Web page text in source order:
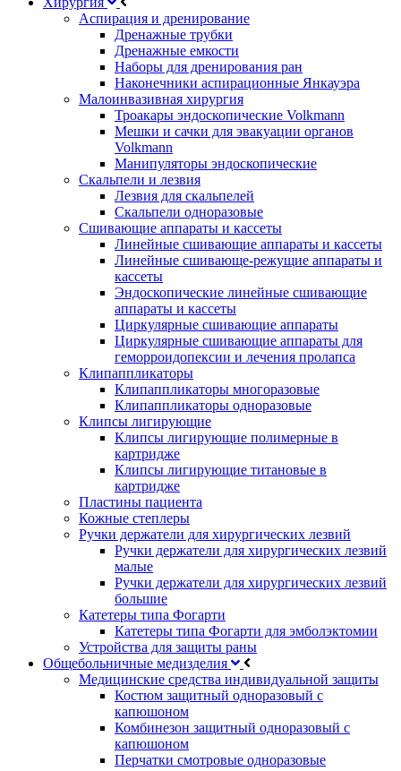
Аспирация и дренирование
Дренажные трубки
Дренажные емкости
Наборы для дренирования ран
Наконечники аспирационные Янкауэра
Малоинвазивная хирургия
Троакары эндоскопические Volkmann
Мешки и сачки для эвакуации органов
Volkmann
Манипуляторы эндоскопические
Скальпели и лезвия
Лезвия для скальпелей
Скальпели одноразовые
Сшивающие аппараты и кассеты
Линейные сшивающие аппараты и кассеты
Линейные сшивающе-режущие аппараты и
кассеты
Эндоскопические линейные сшивающие
аппараты и кассеты
Циркулярные сшивающие аппараты
Циркулярные сшивающие аппараты для
геморроидопексии и лечения пролапса
Клипаппликаторы
Клипаппликаторы многоразовые
Клипаппликаторы одноразовые
Клипсы лигирующие
Клипсы лигирующие полимерные в
картридже
Клипсы лигирующие титановые в
картридже
Пластины пациента
Кожные степлеры
Ручки держатели для хирургических лезвий
Ручки держатели для хирургических лезвий
малые
Ручки держатели для хирургических лезвий
большие
Катетеры типа Фогарти
Катетеры типа Фогарти для эмболэктомии
Устройства для защиты раны
Общебольничные медизделия
Медицинские средства индивидуальной защиты
Костюм защитный одноразовый с
капюшоном
Комбинезон защитный одноразовый с
капюшоном
Перчатки смотровые одноразовые